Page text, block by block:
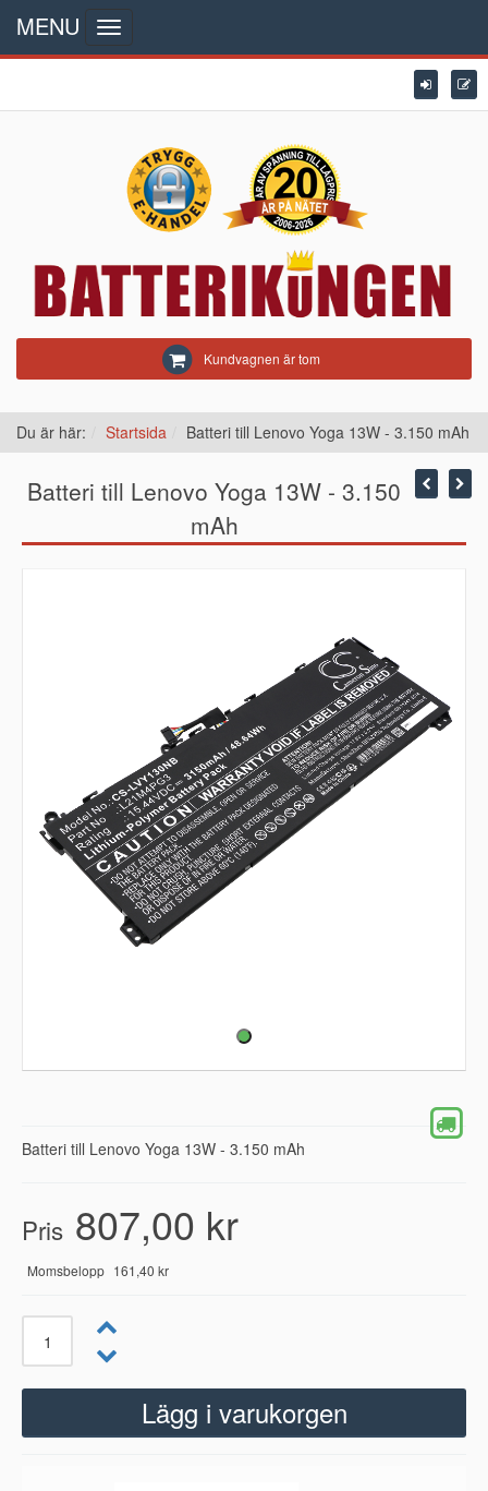
Kundvagnen är tom
MENU
Toggle
navigation
Du är här: Startsida Batteri till Lenovo Yoga 13W - 3.150 mAh
Batteri till Lenovo Yoga 13W - 3.150
mAh
Batteri till Lenovo Yoga 13W - 3.150 mAh
Pris 807,00 kr
Momsbelopp 161,40 kr